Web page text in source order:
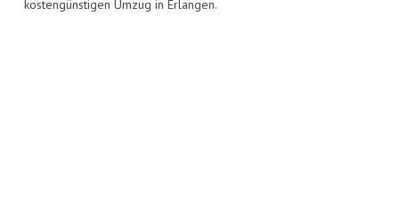
kostengünstigen Umzug in Erlangen.